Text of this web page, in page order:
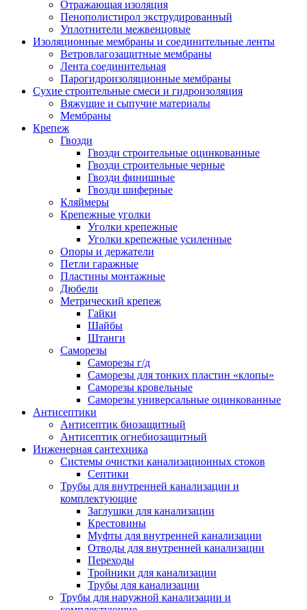
Отражающая изоляция
Пенополистирол экструдированный
Уплотнители межвенцовые
Изоляционные мембраны и соединительные ленты
Ветровлагозащитные мембраны
Лента соединительная
Парогидроизоляционные мембраны
Сухие строительные смеси и гидроизоляция
Вяжущие и сыпучие материалы
Мембраны
Крепеж
Гвозди
Гвозди строительные оцинкованные
Гвозди строительные черные
Гвозди финишные
Гвозди шиферные
Кляймеры
Крепежные уголки
Уголки крепежные
Уголки крепежные усиленные
Опоры и держатели
Петли гаражные
Пластины монтажные
Дюбели
Метрический крепеж
Гайки
Шайбы
Штанги
Саморезы
Саморезы г/д
Саморезы для тонких пластин «клопы»
Саморезы кровельные
Саморезы универсальные оцинкованные
Антисептики
Антисептик биозащитный
Антисептик огнебиозащитный
Инженерная сантехника
Системы очистки канализационных стоков
Септики
Трубы для внутренней канализации и
комплектующие
Заглушки для канализации
Крестовины
Муфты для внутренней канализации
Отводы для внутренней канализации
Переходы
Тройники для канализации
Трубы для канализации
Трубы для наружной канализации и